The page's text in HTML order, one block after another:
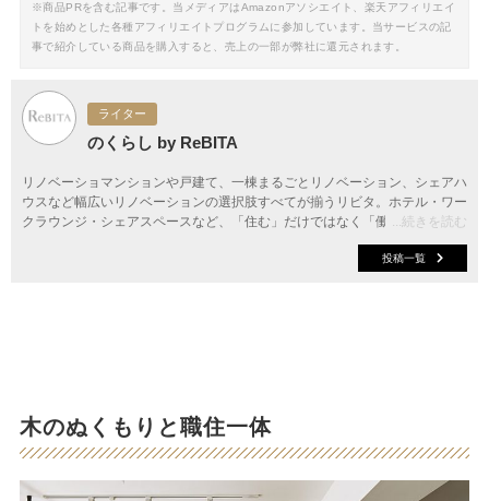
※商品PRを含む記事です。当メディアはAmazonアソシエイト、楽天アフィリエイ
トを始めとした各種アフィリエイトプログラムに参加しています。当サービスの記
事で紹介している商品を購入すると、売上の一部が弊社に還元されます。
ライター
のくらし by ReBITA
...続きを読む
リノベーショマンションや戸建て、一棟まるごとリノベーション、シェアハ
ウスなど幅広いリノベーションの選択肢すべてが揃うリビタ。ホテル・ワー
クラウンジ・シェアスペースなど、「住む」だけではなく「働く」「遊ぶ」
「学ぶ」「旅する」といった領域でも、暮らしや生き方を楽しく豊かにする
投稿一覧
木のぬくもりと職住一体